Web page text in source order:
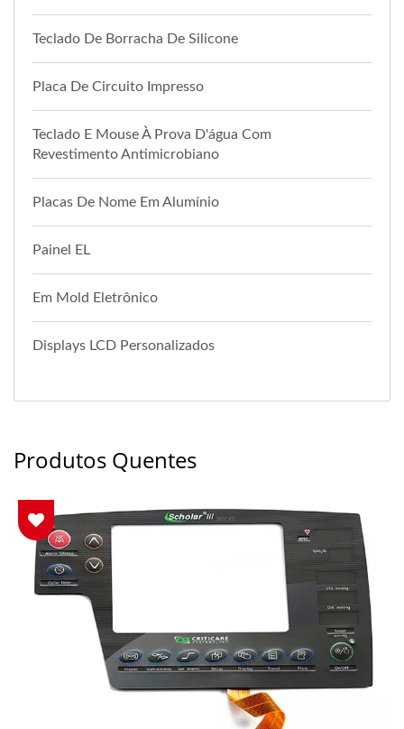
Teclado De Borracha De Silicone
Placa De Circuito Impresso
Teclado E Mouse À Prova D'água Com
Revestimento Antimicrobiano
Placas De Nome Em Alumínio
Painel EL
Em Mold Eletrônico
Displays LCD Personalizados
Produtos Quentes